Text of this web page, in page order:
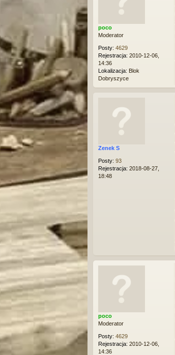
poco
Moderator
Posty: 4629
Rejestracja: 2010-12-06,
14:36
Lokalizacja: Blok
Dobryszyce
Zenek S
Posty: 93
Rejestracja: 2018-08-27,
18:48
poco
Moderator
Posty: 4629
Rejestracja: 2010-12-06,
14:36